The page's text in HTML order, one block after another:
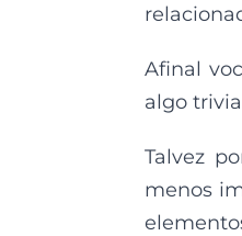
Afinal
algo
Talvez
menos